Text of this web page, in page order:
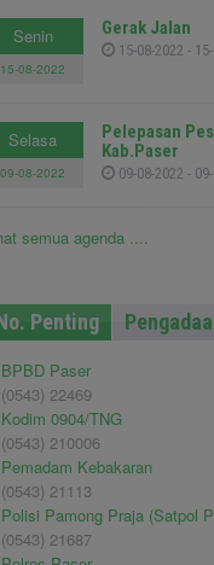
Senin
15-08-2022
Gerak Jalan
15-08-2022 -
Selasa
09-08-2022
Pelepasan
Kab.Paser
09-08-2022 -
semua agenda ....
Penting
BPBD Paser
(0543) 22469
Kodim 0904/TNG
(0543) 210006
Pemadam Kebakaran
(0543) 21113
Polisi Pamong Praja (Satpol
(0543) 21687